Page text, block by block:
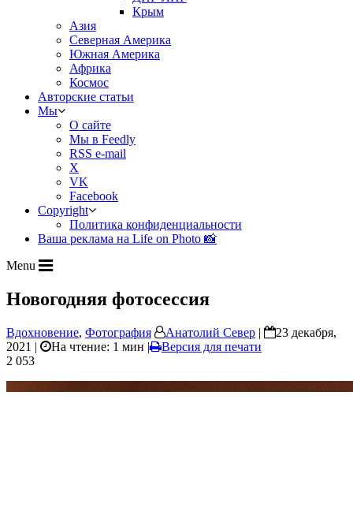
Крым
Азия
Северная Америка
Южная Америка
Африка
Космос
Авторские статьи
Мы
О сайте
Мы в Feedly
RSS e-mail
X
VK
Facebook
Copyright
Политика конфиденциальности
Ваша реклама на Life on Photo 📸
Menu
Новогодняя фотосессия
Вдохновение, Фотография Анатолий Север |
23 декабря,
2021 |
На чтение: 1 мин |
Версия для печати
2 053